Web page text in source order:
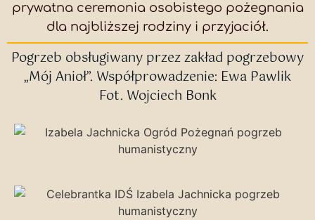
prywatna ceremonia osobistego pożegnania
dla najbliższej rodziny i przyjaciół.
Pogrzeb obsługiwany przez zakład pogrzebowy
„Mój Anioł”. Współprowadzenie: Ewa Pawlik
Fot. Wojciech Bonk